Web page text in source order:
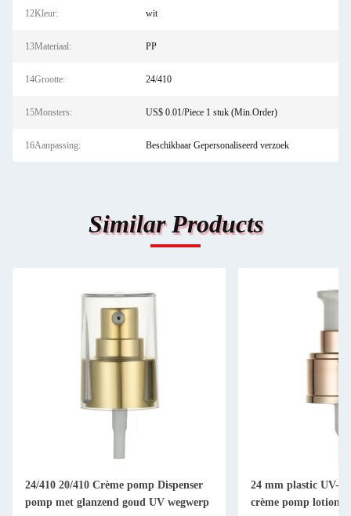
12Kleur: wit
13Materiaal: PP
14Grootte: 24/410
15Monsters: US$ 0.01/Piece 1 stuk (Min.Order)
16Aanpassing: Beschikbaar Gepersonaliseerd verzoek
Similar Products
24/410 20/410 Crème pomp Dispenser
pomp met glanzend goud UV wegwerp
24 mm plastic UV-
crème pomp lotion